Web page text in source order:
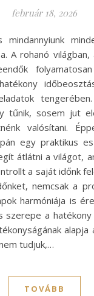
február 18, 2026
A rohanó világban,
tűnik, sosem jut
valósítani.
egy praktikus
átlátni a világot,
a saját időnk
nemcsak a
harmóniája is
szerepe a
alapja
tudjuk,…
TOVÁBB